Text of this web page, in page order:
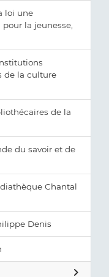
loi une
la jeunesse,
de la culture
de la
du savoir et de
Chantal
Denis